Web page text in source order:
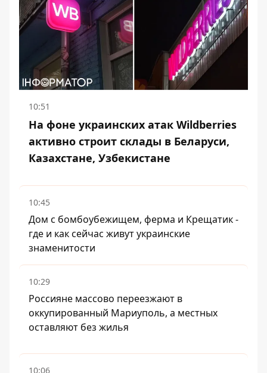
10:51
На фоне украинских атак Wildberries
активно строит склады в Беларуси,
Казахстане, Узбекистане
10:45
Дом с бомбоубежищем, ферма и Крещатик -
где и как сейчас живут украинские
знаменитости
10:29
Россияне массово переезжают в
оккупированный Мариуполь, а местных
оставляют без жилья
10:06